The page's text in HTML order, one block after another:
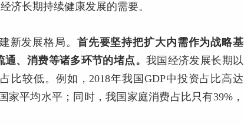
济长期持续健康发展的需要。
新发展格局。 首先要坚持把扩大内需作为战略基
、消费等诸多环节的堵点。 我国经济发展长期以
比较低。例如，2018年我国GDP中投资占比高达
家平均水平；同时，我国家庭消费占比只有39%，